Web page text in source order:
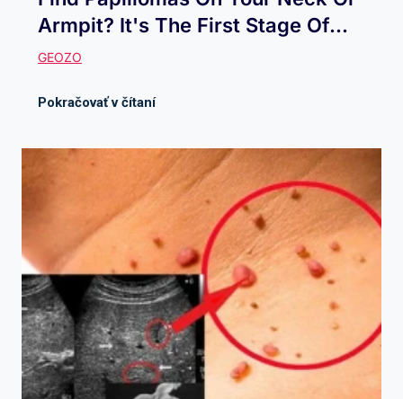
Armpit? It's The First Stage Of...